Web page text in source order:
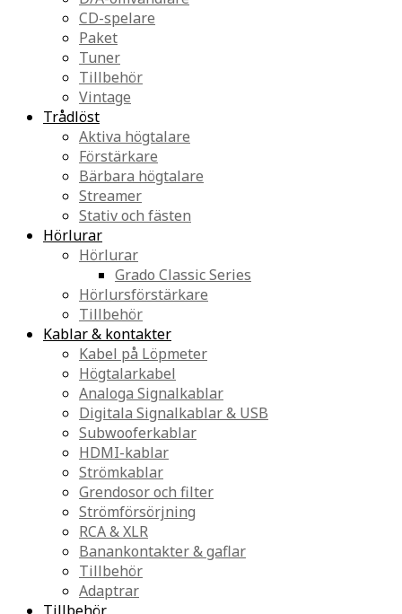
CD-spelare
Paket
Tuner
Tillbehör
Vintage
Trådlöst
Aktiva högtalare
Förstärkare
Bärbara högtalare
Streamer
Stativ och fästen
Hörlurar
Hörlurar
Grado Classic Series
Hörlursförstärkare
Tillbehör
Kablar & kontakter
Kabel på Löpmeter
Högtalarkabel
Analoga Signalkablar
Digitala Signalkablar & USB
Subwooferkablar
HDMI-kablar
Strömkablar
Grendosor och filter
Strömförsörjning
RCA & XLR
Banankontakter & gaflar
Tillbehör
Adaptrar